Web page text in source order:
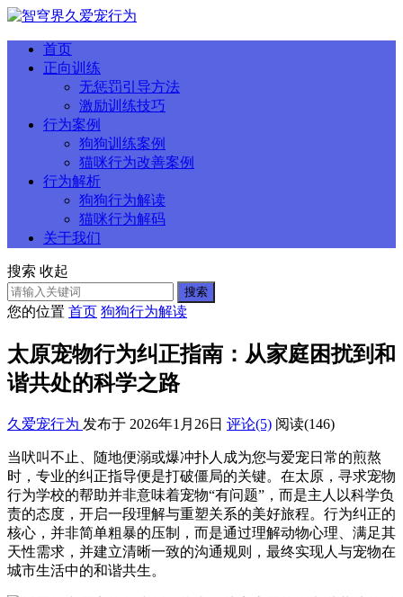
首页
正向训练
无惩罚引导方法
激励训练技巧
行为案例
狗狗训练案例
猫咪行为改善案例
行为解析
狗狗行为解读
猫咪行为解码
关于我们
搜索 收起
搜索
您的位置 首页 狗狗行为解读
太原宠物行为纠正指南：从家庭困扰到和
谐共处的科学之路
久爱宠行为 发布于 2026年1月26日 评论(5) 阅读(146)
当吠叫不止、随地便溺或爆冲扑人成为您与爱宠日常的煎熬
时，专业的纠正指导便是打破僵局的关键。在太原，寻求宠物
行为学校的帮助并非意味着宠物“有问题”，而是主人以科学负
责的态度，开启一段理解与重塑关系的美好旅程。行为纠正的
核心，并非简单粗暴的压制，而是通过理解动物心理、满足其
天性需求，并建立清晰一致的沟通规则，最终实现人与宠物在
城市生活中的和谐共生。